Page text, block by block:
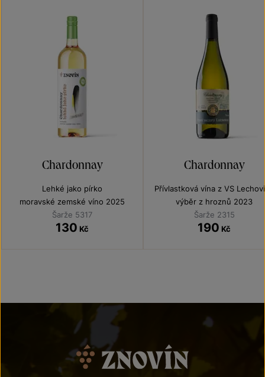
Chardonnay
Lehké jako pírko
moravské zemské víno 2025
Šarže 5317
130 Kč
Chardonnay
Přívlastková vína z VS
výběr z hroznů 2023
Šarže 2315
190 Kč